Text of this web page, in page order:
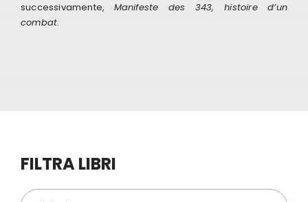
Riviste
successivamente, Manifeste des 343, histoire d’un
combat.
FILTRA LIBRI